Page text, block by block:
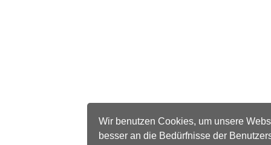
Wir benutzen Cookies, um unsere
besser an die Bedürfnisse der